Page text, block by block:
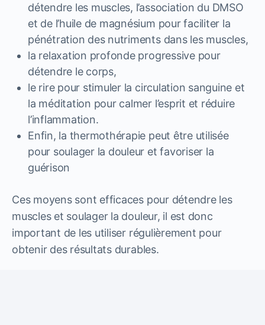
détendre les muscles, l’association du DMSO
et de l’huile de magnésium pour faciliter la
pénétration des nutriments dans les muscles,
la relaxation profonde progressive pour
détendre le corps,
le rire pour stimuler la circulation sanguine et
la méditation pour calmer l’esprit et réduire
l’inflammation.
Enfin, la thermothérapie peut être utilisée
pour soulager la douleur et favoriser la
guérison
Ces moyens sont efficaces pour détendre les
muscles et soulager la douleur, il est donc
important de les utiliser régulièrement pour
obtenir des résultats durables.